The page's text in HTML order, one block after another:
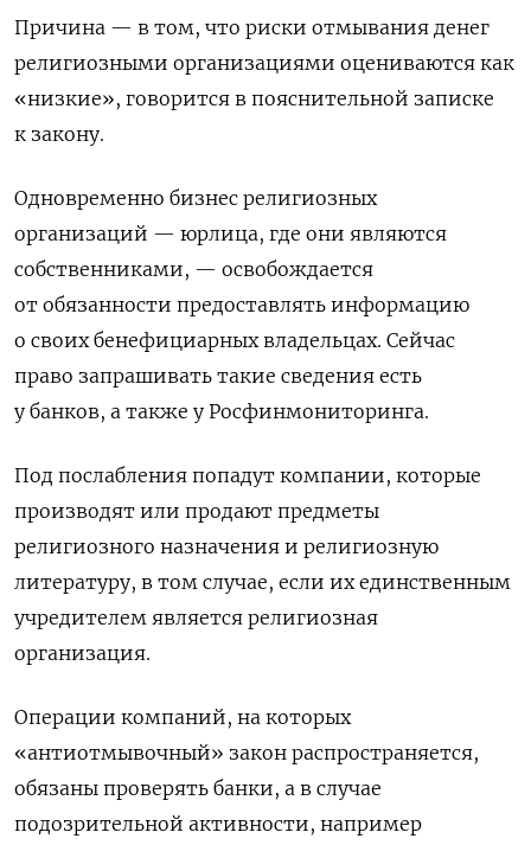
Причина — в том, что риски отмывания денег
религиозными организациями оцениваются как
«низкие», говорится в пояснительной записке
к закону.
Одновременно бизнес религиозных
организаций — юрлица, где они являются
собственниками, — освобождается
от обязанности предоставлять информацию
о своих бенефициарных владельцах. Сейчас
право запрашивать такие сведения есть
у банков, а также у Росфинмониторинга.
Под послабления попадут компании, которые
производят или продают предметы
религиозного назначения и религиозную
литературу, в том случае, если их единственным
учредителем является религиозная
организация.
Операции компаний, на которых
«антиотмывочный» закон распространяется,
обязаны проверять банки, а в случае
подозрительной активности, например